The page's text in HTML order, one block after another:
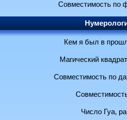
Совместимость по
Кем я был в
Магический
Совместимость по
Число Гуа,